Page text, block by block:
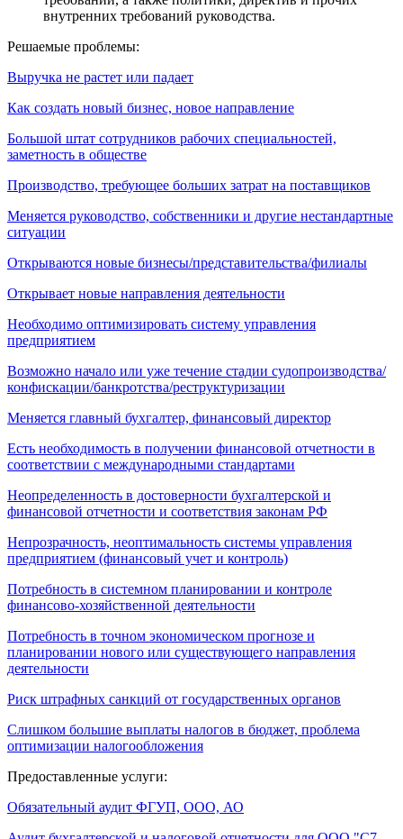
внутренних требований руководства.
Решаемые проблемы:
Выручка не растет или падает
Как создать новый бизнес, новое направление
Большой штат сотрудников рабочих специальностей,
заметность в обществе
Производство, требующее больших затрат на поставщиков
Меняется руководство, собственники и другие нестандартные
ситуации
Открываются новые бизнесы/представительства/филиалы
Открывает новые направления деятельности
Необходимо оптимизировать систему управления
предприятием
Возможно начало или уже течение стадии судопроизводства/
конфискации/банкротства/реструктуризации
Меняется главный бухгалтер, финансовый директор
Есть необходимость в получении финансовой отчетности в
соответствии с международными стандартами
Неопределенность в достоверности бухгалтерской и
финансовой отчетности и соответствия законам РФ
Непрозрачность, неоптимальность системы управления
предприятием (финансовый учет и контроль)
Потребность в системном планировании и контроле
финансово-хозяйственной деятельности
Потребность в точном экономическом прогнозе и
планировании нового или существующего направления
деятельности
Риск штрафных санкций от государственных органов
Слишком большие выплаты налогов в бюджет, проблема
оптимизации налогообложения
Предоставленные услуги:
Обязательный аудит ФГУП, ООО, АО